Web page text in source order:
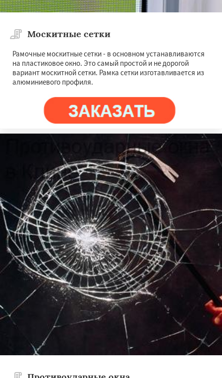
Москитные сетки
Рамочные москитные сетки - в основном устанавливаются
на пластиковое окно. Это самый простой и не дорогой
вариант москитной сетки. Рамка сетки изготавливается из
алюминиевого профиля.